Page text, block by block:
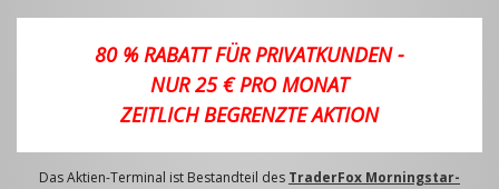
80 % RABATT FÜR PRIVATKUNDEN -
NUR 25 € PRO MONAT
ZEITLICH BEGRENZTE AKTION
Das Aktien-Terminal ist Bestandteil des TraderFox Morningstar-